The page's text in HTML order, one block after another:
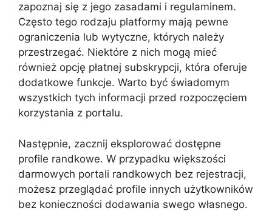
zapoznaj się z jego zasadami i regulaminem.
Często tego rodzaju platformy mają pewne
ograniczenia lub wytyczne, których należy
przestrzegać. Niektóre z nich mogą mieć
również opcję płatnej subskrypcji, która oferuje
dodatkowe funkcje. Warto być świadomym
wszystkich tych informacji przed rozpoczęciem
korzystania z portalu.
Następnie, zacznij eksplorować dostępne
profile randkowe. W przypadku większości
darmowych portali randkowych bez rejestracji,
możesz przeglądać profile innych użytkowników
bez konieczności dodawania swego własnego.